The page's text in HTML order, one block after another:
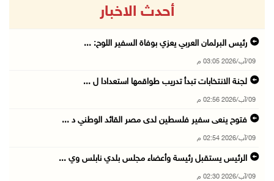
أحدث الاخبار
رئيس البرلمان العربي يعزي بوفاة السفير اللوح: ...
09/آب/2026 03:05 م
لجنة الانتخابات تبدأ تدريب طواقمها استعدادا ل ...
09/آب/2026 02:56 م
فتوح ينعى سفير فلسطين لدى مصر القائد الوطني د ...
09/آب/2026 02:54 م
الرئيس يستقبل رئيسة وأعضاء مجلس بلدي نابلس وي ...
09/آب/2026 02:30 م